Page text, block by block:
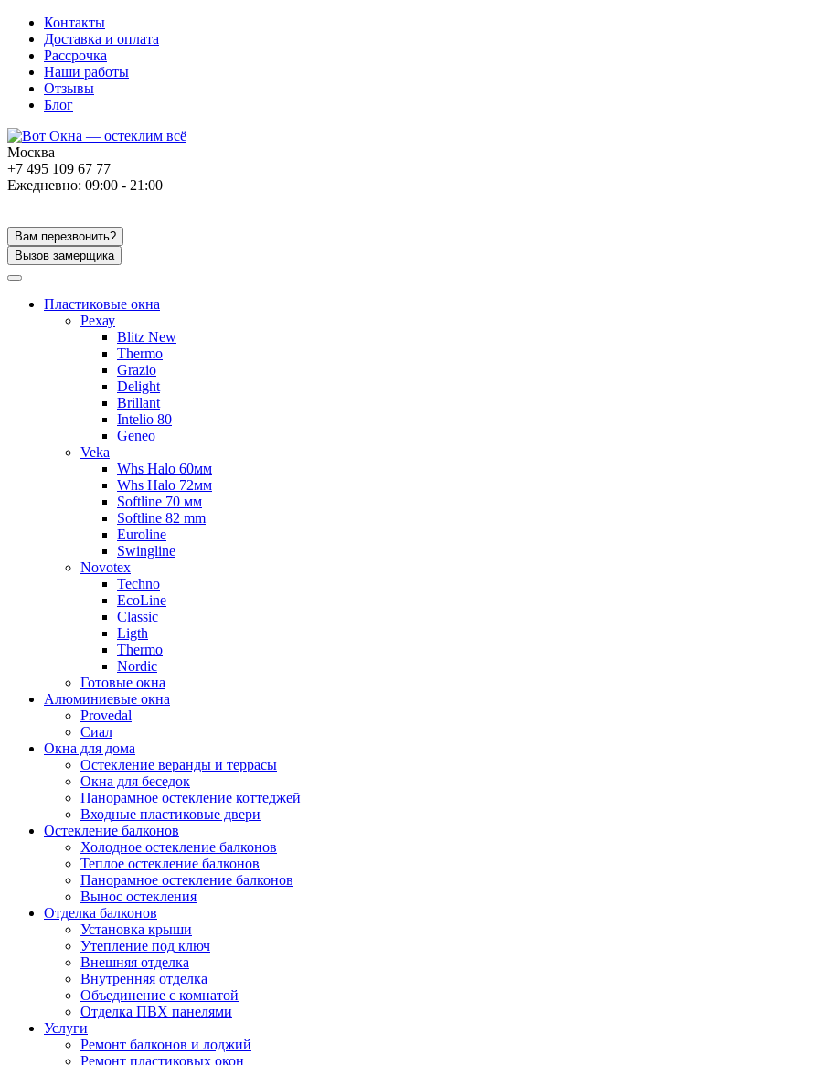
Контакты
Доставка и оплата
Рассрочка
Наши работы
Отзывы
Блог
Москва
+7 495 109 67 77
Ежедневно: 09:00 - 21:00
Вам перезвонить?
Вызов замерщика
Пластиковые окна
Рехау
Blitz New
Thermo
Grazio
Delight
Brillant
Intelio 80
Geneo
Veka
Whs Halo 60мм
Whs Halo 72мм
Softline 70 мм
Softline 82 mm
Euroline
Swingline
Novotex
Techno
EcoLine
Classic
Ligth
Thermo
Nordic
Готовые окна
Алюминиевые окна
Provedal
Сиал
Окна для дома
Остекление веранды и террасы
Окна для беседок
Панорамное остекление коттеджей
Входные пластиковые двери
Остекление балконов
Холодное остекление балконов
Теплое остекление балконов
Панорамное остекление балконов
Вынос остекления
Отделка балконов
Установка крыши
Утепление под ключ
Внешняя отделка
Внутренняя отделка
Объединение с комнатой
Отделка ПВХ панелями
Услуги
Ремонт балконов и лоджий
Ремонт пластиковых окон